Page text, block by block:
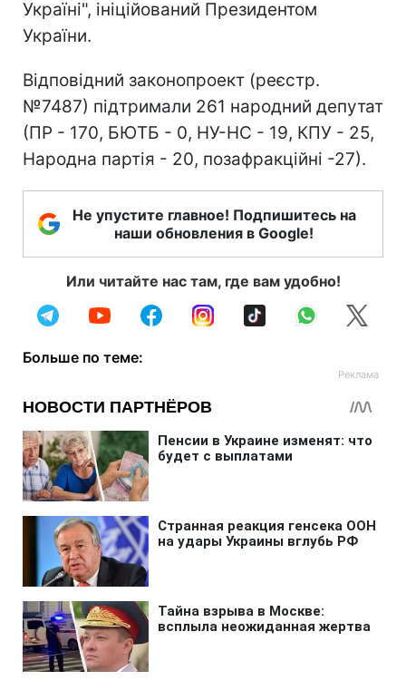
Україні", ініційований Президентом
України.
Відповідний законопроект (реєстр.
№7487) підтримали 261 народний депутат
(ПР - 170, БЮТБ - 0, НУ-НС - 19, КПУ - 25,
Народна партія - 20, позафракційні -27).
Не упустите главное! Подпишитесь на
наши обновления в Google!
Или читайте нас там, где вам удобно!
Больше по теме: